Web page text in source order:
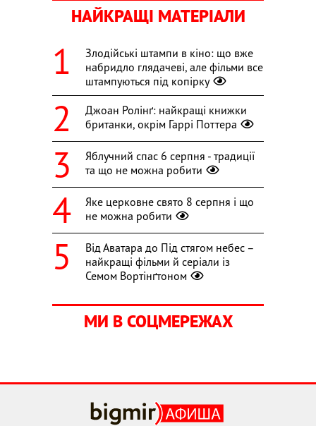
НАЙКРАЩІ МАТЕРІАЛИ
Злодійські штампи в кіно: що вже
набридло глядачеві, але фільми все
штампуються під копірку
Джоан Ролінґ: найкращі книжки
британки, окрім Гаррі Поттера
Яблучний спас 6 серпня - традиції
та що не можна робити
Яке церковне свято 8 серпня і що
не можна робити
Від Аватара до Під стягом небес –
найкращі фільми й серіали із
Семом Вортінґтоном
МИ В СОЦМЕРЕЖАХ